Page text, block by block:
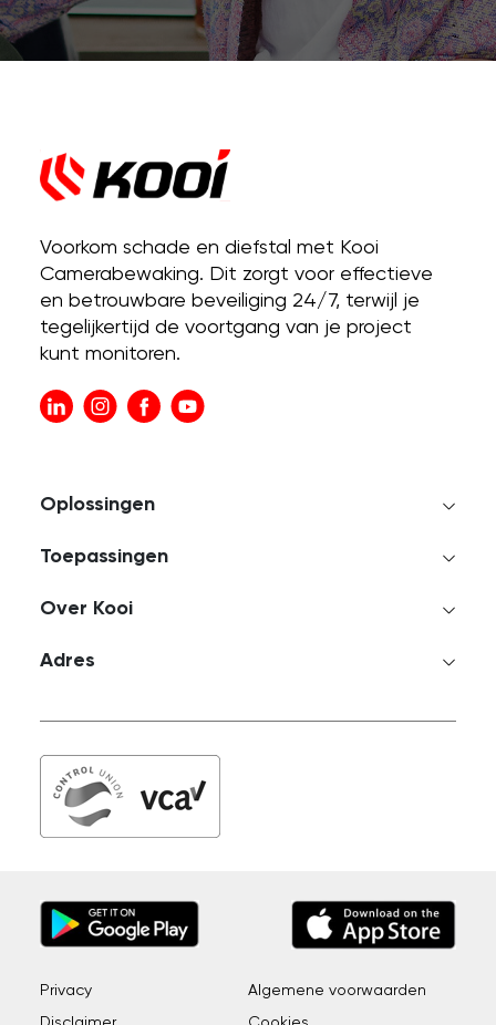
Voorkom schade en diefstal met Kooi
Camerabewaking. Dit zorgt voor effectieve
en betrouwbare beveiliging 24/7, terwijl je
tegelijkertijd de voortgang van je project
kunt monitoren.
Oplossingen
Toepassingen
Over Kooi
Adres
Privacy Algemene voorwaarden